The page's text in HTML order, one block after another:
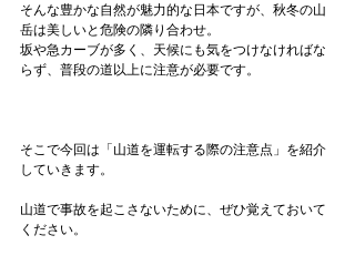
そんな豊かな自然が魅力的な日本ですが、秋冬の山
岳は美しいと危険の隣り合わせ。
坂や急カーブが多く、天候にも気をつけなければな
らず、普段の道以上に注意が必要です。
そこで今回は 「山道を運転する際の注意点」 を紹介
していきます。
山道で事故を起こさないために、ぜひ覚えておいて
ください。